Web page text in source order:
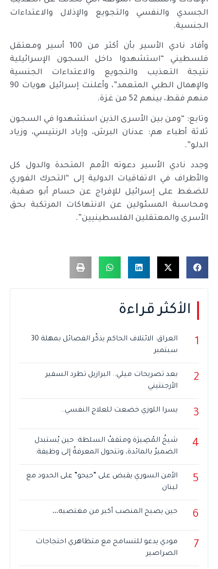
الجسدي والنفسي والتجويع والإذلال والاعتداءات
الجنسية.
وأفاد نادي الأسير بأن أكثر من 100 أسير ومعتقل
فلسطيني “استشهدوا داخل السجون الإسرائيلية
نتيجة التعذيب والتجويع والاعتداءات الجنسية
والإهمال الطبي المتعمد”، وأعلنت إسرائيل هويات 90
منهم فقط، بينهم 52 من غزة.
وتابع: “ومن بين الأسرى الذين استشهدوا في السجون
ثلاثة أطباء هم: عدنان البرش، وإياد الرنتيسي، وزياد
الدلو”.
وجدد نادي الأسير دعوته الأمم المتحدة والدول كل
والأطراف في الاتفاقيات الدولية إلى “التحرك الفوري
للضغط على إسرائيل للإفراج عن حسام أبو صفية،
ومحاسبة المسئولين عن الانتهاكات المرتكبة بحق
الأسرى والمعتقلين الفلسطينيين”.
الأكثر قراءة
1
العراق: الائتلاف الحاكم يذكّر الفصائل بمهلة 30
سبتمبر
2
بعد تصريحات ميلي.. البرازيل تطرد السفير
الأرجنتيني
3 يسرا اللوزي خضعت للعلاج النفسي..
4
شيخُ المُضِيرَة ومثقفُ السلطة: حين يُستبدل
الضميرُ بالمائدة، وتتحول المعرفةُ إلى وظيفة:
5
الأمن السوري يقبض على “حيحو” على الحدود مع
لبنان
6 حين يصبح المنصب أكبر من مغتصبه،،،
7
مودي يدعو للتسامح مع متظاهري احتجاجات
الصراصير